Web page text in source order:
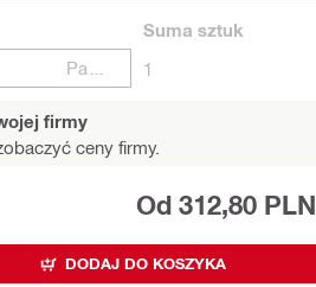
Suma sztuk
1
firmy
ceny firmy.
Od 312,80 PLN
DODAJ DO KOSZYKA